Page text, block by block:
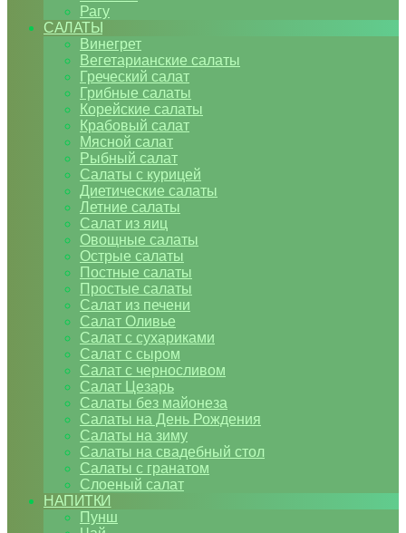
Рагу
САЛАТЫ
Винегрет
Вегетарианские салаты
Греческий салат
Грибные салаты
Корейские салаты
Крабовый салат
Мясной салат
Рыбный салат
Салаты с курицей
Диетические салаты
Летние салаты
Салат из яиц
Овощные салаты
Острые салаты
Постные салаты
Простые салаты
Салат из печени
Салат Оливье
Салат с сухариками
Салат с сыром
Салат с черносливом
Салат Цезарь
Салаты без майонеза
Салаты на День Рождения
Салаты на зиму
Салаты на свадебный стол
Салаты с гранатом
Слоеный салат
НАПИТКИ
Пунш